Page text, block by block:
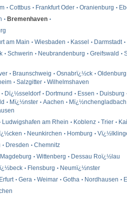
Cottbus Frankfurt Oder Oranienburg
Bremenhaven
am Main Wiesbaden Kassel
Darmstadt
Schwerin Neubrandenburg Greifswald
Braunschweig Osnabrï¿½ck
Oldenburg
Salzgitter
Wilhelmshaven
Dï¿½sseldorf Dortmund Essen
Duisburg
Mï¿½nster Aachen
Mï¿½nchengladbach
Ludwigshafen am Rhein Koblenz Trier
Neunkirchen Homburg
Dresden
Chemnitz
Magdeburg Wittenberg
Dessau Roï¿½lau
Flensburg
Neumï¿½nster
Erfurt Gera Weimar Gotha Nordhausen